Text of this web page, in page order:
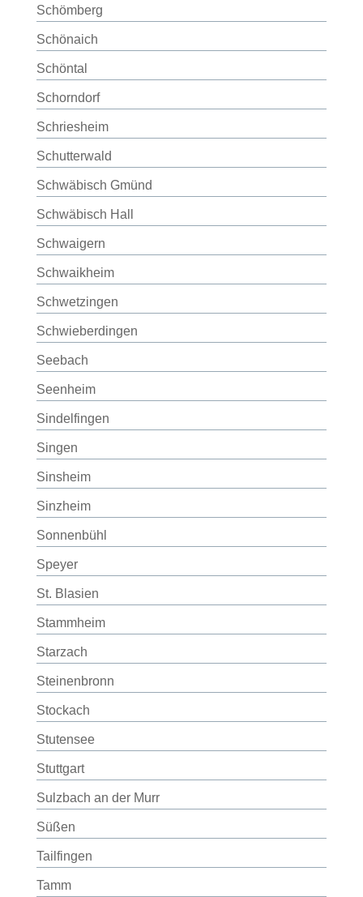
Schömberg
Schönaich
Schöntal
Schorndorf
Schriesheim
Schutterwald
Schwäbisch Gmünd
Schwäbisch Hall
Schwaigern
Schwaikheim
Schwetzingen
Schwieberdingen
Seebach
Seenheim
Sindelfingen
Singen
Sinsheim
Sinzheim
Sonnenbühl
Speyer
St. Blasien
Stammheim
Starzach
Steinenbronn
Stockach
Stutensee
Stuttgart
Sulzbach an der Murr
Süßen
Tailfingen
Tamm